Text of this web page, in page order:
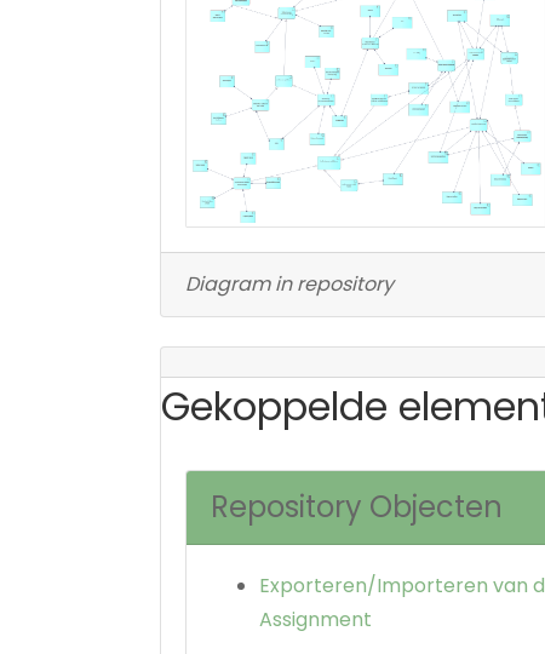
Diagram in repository
Gekoppelde
Repository Objecten
Exporteren/Importeren van
Assignment